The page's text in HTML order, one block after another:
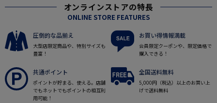
オンラインストアの特長
ONLINE STORE FEATURES
圧倒的な品揃え
大型店限定商品や、特別サイズも
豊富！
お買い得情報満載
会員限定クーポンや、限定価格で
購入できる！
共通ポイント
ポイントが貯まる、使える。店舗
でもネットでもポイントの相互利
用可能！
全国送料無料
5,000円（税込）以上のお買い上
げで送料無料